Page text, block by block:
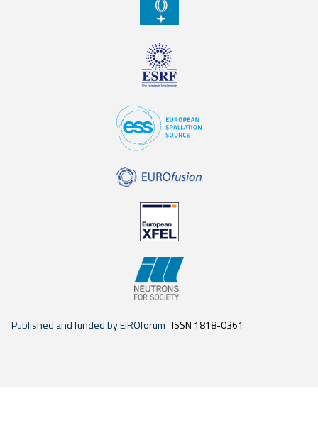
Published and funded by EIROforum ISSN 1818-0361